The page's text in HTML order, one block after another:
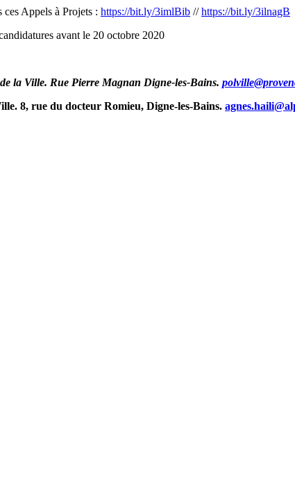
Appels à Projets : https://bit.ly/3imlBib //https://bit.ly/3ilnagB
avant le 20 octobre 2020
la Ville. Rue Pierre Magnan Digne-les-Bains.
8, rue du docteur Romieu, Digne-les-Bains.